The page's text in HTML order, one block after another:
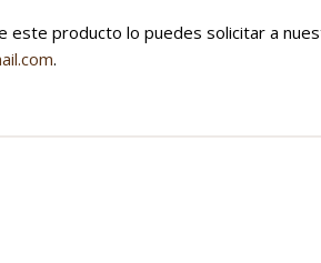
este producto lo puedes solicitar a
.